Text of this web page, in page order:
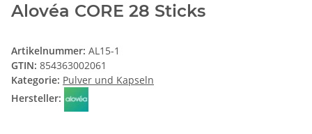
Alovéa CORE 28 Sticks
Artikelnummer: AL15-1
GTIN: 854363002061
Kategorie: Pulver und Kapseln
Hersteller: